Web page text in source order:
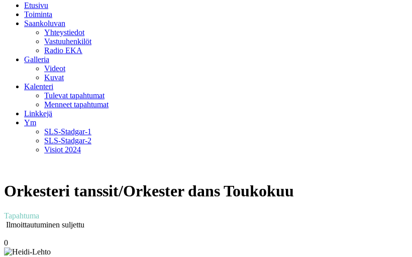
Etusivu
Toiminta
Saankoluvan
Yhteystiedot
Vastuuhenkilöt
Radio EKA
Galleria
Videot
Kuvat
Kalenteri
Tulevat tapahtumat
Menneet tapahtumat
Linkkejä
Ym
SLS-Stadgar-1
SLS-Stadgar-2
Visiot 2024
Orkesteri tanssit/Orkester dans Toukokuu
Tapahtuma
Ilmoittautuminen suljettu
0